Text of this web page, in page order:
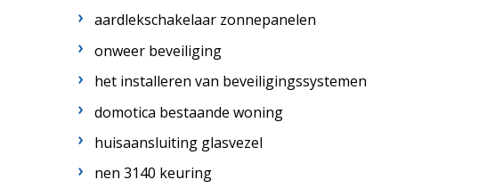
aardlekschakelaar zonnepanelen
onweer beveiliging
het installeren van beveiligingssystemen
domotica bestaande woning
huisaansluiting glasvezel
nen 3140 keuring